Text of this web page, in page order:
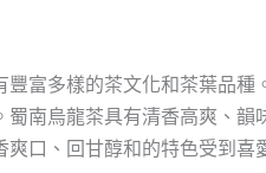
豐富多樣的茶文化和茶葉品
蜀南烏龍茶具有清香高爽、
口、回甘醇和的特色受到喜